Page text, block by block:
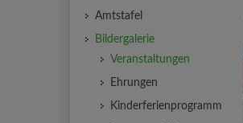
Amtstafel
Bildergalerie
Veranstaltungen
Ehrungen
Kinderferienprogramm